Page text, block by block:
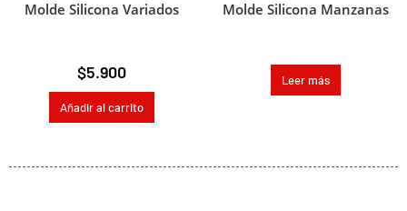
Molde Silicona Variados
$5.900
Añadir al carrito
Molde Silicona Manzanas
Leer más